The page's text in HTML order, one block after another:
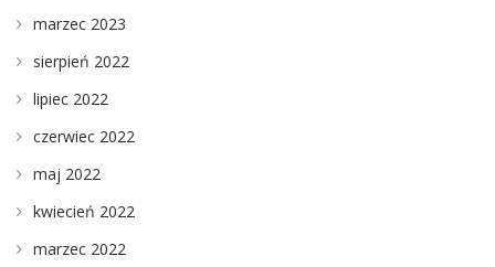
marzec 2023
sierpień 2022
lipiec 2022
czerwiec 2022
maj 2022
kwiecień 2022
marzec 2022